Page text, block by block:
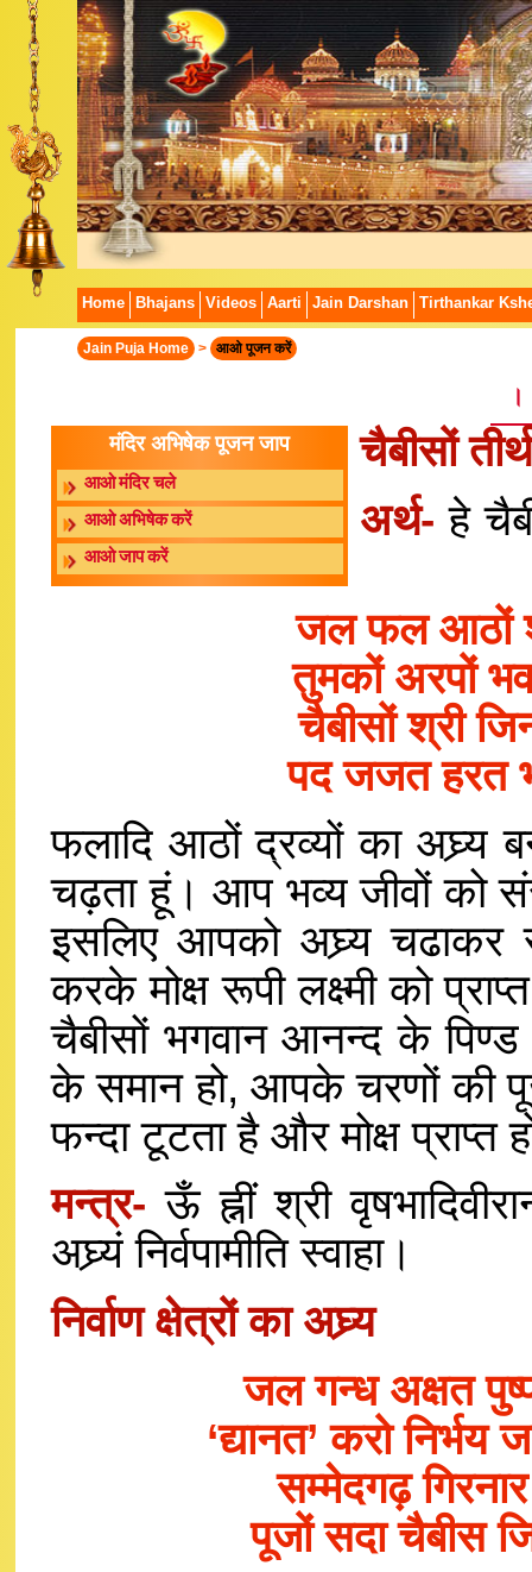
Home Bhajans Videos Aarti Jain Darshan Tirthankar
Jain Puja Home > आओ पूजन करें
मंदिर अभिषेक पूजन जाप
आओ मंदिर चले
आओ अभिषेक करें
आओ जाप करें
चैबीसों
जल फल आठों
तुमकों अरपों भव
चैबीसों श्री
पद जजत हरत
अर्थ- हे
फलादि आठों द्रव्यों का
चढ़ता हूं। आप भव्य जीवों को
इसलिए आपको अघ्र्य चढाकर
करके मोक्ष रूपी लक्ष्मी को
चैबीसों भगवान आनन्द के
के समान हो, आपके चरणों की
फन्दा टूटता है और मोक्ष प्राप्त
मन्त्र-ऊँ ह्नीं श्री
अघ्र्यं निर्वपामीति स्वाहा।
निर्वाण क्षेत्रों का अघ्र्य
जल गन्ध अक्षत
‘द्यानत’ करो
सम्मेदगढ़
पूजों सदा चैबीस